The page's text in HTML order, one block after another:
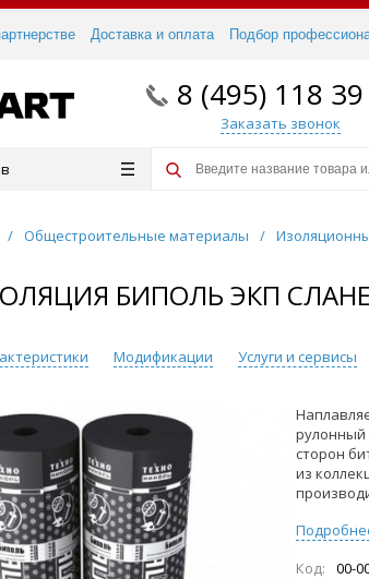
Доставка и оплата Подбор
8 (495) 118
Заказать звонок
/ Общестроительные материалы /
БИПОЛЬ ЭКП
Модификации Услуги и сервисы
рулонный
сторон
из
Код:
00-